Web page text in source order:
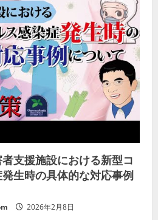
者支援施設における新型コ
生時の具体的な対応事例
2026年2月8日